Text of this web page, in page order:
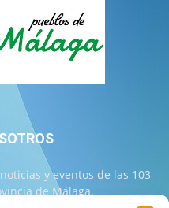
y eventos de las 103
de Málaga.